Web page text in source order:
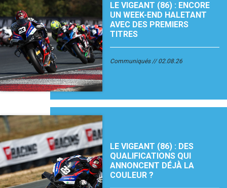
LE VIGEANT (86) : ENCORE
UN WEEK-END HALETANT
AVEC DES PREMIERS
TITRES
Communiqués 02.08.26
LE VIGEANT (86) : DES
QUALIFICATIONS QUI
ANNONCENT DÉJÀ LA
COULEUR ?